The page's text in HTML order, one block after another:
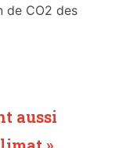
de CO2 des
aussi